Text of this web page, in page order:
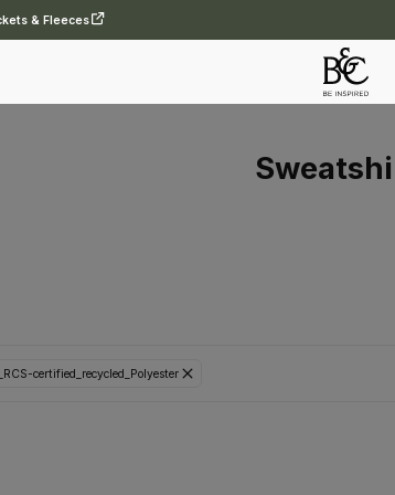
& Fleeces
certified_recycled_Polyester